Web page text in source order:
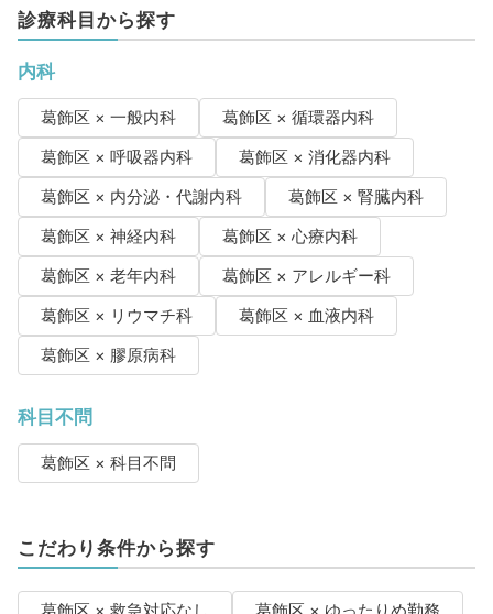
診療科目から探す
内科
葛飾区 × 一般内科
葛飾区 × 循環器内科
葛飾区 × 呼吸器内科
葛飾区 × 消化器内科
葛飾区 × 内分泌・代謝内科
葛飾区 × 腎臓内科
葛飾区 × 神経内科
葛飾区 × 心療内科
葛飾区 × 老年内科
葛飾区 × アレルギー科
葛飾区 × リウマチ科
葛飾区 × 血液内科
葛飾区 × 膠原病科
科目不問
葛飾区 × 科目不問
こだわり条件から探す